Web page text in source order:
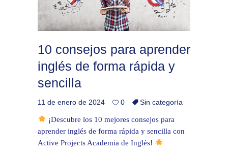
10 consejos para aprender
inglés de forma rápida y
sencilla
11 de enero de 2024 0 Sin categoría
¡Descubre los 10 mejores consejos para
aprender inglés de forma rápida y sencilla con
Active Projects Academia de Inglés!